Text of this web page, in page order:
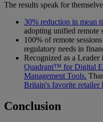
The results speak for
30% reduction in mean
adopting unified remote
100% of remote
regulatory needs in
Recognized as a Leader
Quadrant™ for Digital
Management Tools.
Britain's favorite retailer
Conclusion